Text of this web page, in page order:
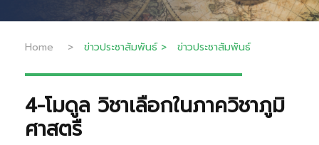
Home > ข่าวประชาสัมพันธ์> ข่าวประชาสัมพันธ์
4-โมดูล วิชาเลือกในภาควิชาภูมิ
ศาสตรื